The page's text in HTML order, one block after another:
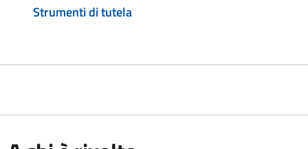
Strumenti di tutela